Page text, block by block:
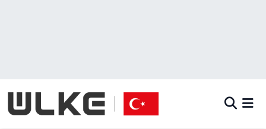
Gündem
Gündem
İstanbul Namaz Vakitleri